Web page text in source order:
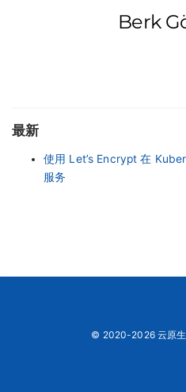
Berk
最新
使用 Let’s Encrypt 在
服务
© 2020-2026 云原生